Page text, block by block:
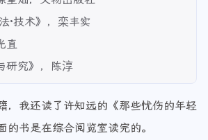
·技术》，栾丰实
直
研究》，陈淳
，我还读了许知远的《那些忧伤的年轻
的书是在综合阅览室读完的。